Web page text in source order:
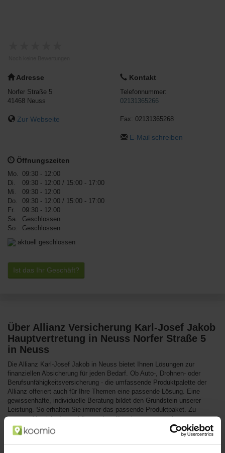
Adresse
Norfer Straße 5
41468 Neuss
Zur Webseite
Kontakt
Telefonnummer:
02131365266
Fax: 02131365268
E-Mail schreiben
Öffnungszeiten
Mo. 09:30 - 12:00
Di.
09:30 - 12:00 / 15:00 - 17:00
Mi.
09:30 - 12:00
Do.
09:30 - 12:00 / 15:00 - 17:00
Fr.
09:30 - 12:00
Sa.
Geschlossen
So.
Geschlossen
aktuell geschlossen
Ist das Ihr Geschäft?
Über Allianz Versicherung Karl-Josef Jakob
Hauptvertretung in Neuss Norfer Straße 5
in Neuss
Die Allianz Karl-Josef Jakob in Neuss bietet Ihnen Lösungen zur
finanziellen Absicherung für jeden Bedarf. Ob Auto-, Drohnen- oder
Berufsunfähigkeitsversicherung - die umfassende Produktpalette der
Allianz offeriert auch für Ihre Themen eine passende Lösung. Eine
gewissenhafte, individuelle Beratung bildet den Grundstein unserer
Leistung. So erhalten Sie immer das passende Produktpaket. Zu
unseren Versicherten gehören neben Privatpersonen auch
Selbstständige und Betriebe. Nehmen Sie jetzt Kontakt mit uns auf, um
eventuelle Fragen zu klären und binnen kurzem Ihr persönliches